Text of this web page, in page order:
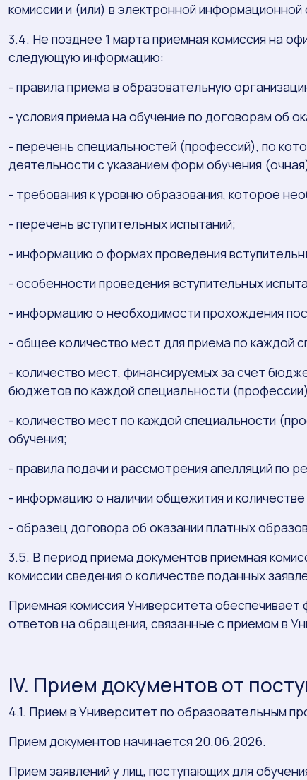
комиссии и (или) в электронной
3.4. Не позднее 1 марта приемная комиссия на
следующую информацию:
- правила приема в образовательную
- условия приема на обучение по договорам об
- перечень специальностей (профессий), по
деятельности с указанием форм обучения
- требования к уровню образования, которое
- перечень вступительных испытаний;
- информацию о формах проведения
- особенности проведения вступительных
- информацию о необходимости прохождения
- общее количество мест для приема по каждой
- количество мест, финансируемых за счет
бюджетов по каждой специальности
- количество мест по каждой специальности
обучения;
- правила подачи и рассмотрения апелляций по
- информацию о наличии общежития и
- образец договора об оказании платных
3.5. В период приема документов приемная
комиссии сведения о количестве поданных
Приемная комиссия Университета
ответов на обращения, связанные с приемом в
IV. Прием документов от
4.1. Прием в Университет по образовательным
Прием документов начинается 20.06.2026.
Прием заявлений у лиц, поступающих для